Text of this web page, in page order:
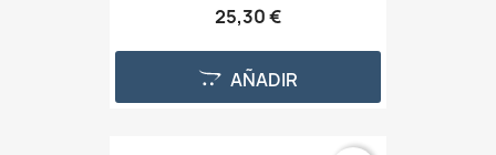
25,30 €
AÑADIR